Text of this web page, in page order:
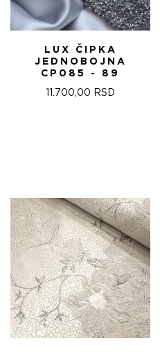
LUX ČIPKA
JEDNOBOJNA
CP085 - 89
11.700,00 RSD